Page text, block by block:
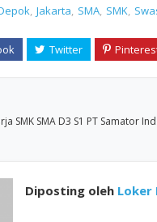
Jakarta SMA SMK
SMK SMA D3 S1 PT Samator
Diposting oleh Loker